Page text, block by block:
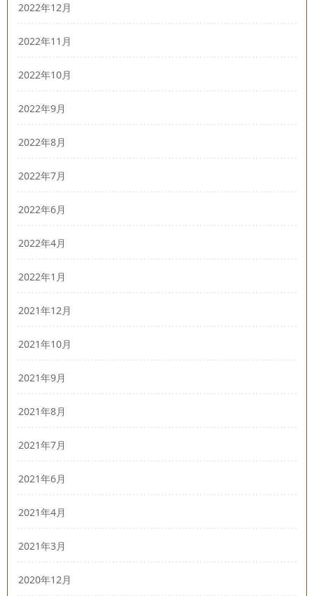
2022年12月
2022年11月
2022年10月
2022年9月
2022年8月
2022年7月
2022年6月
2022年4月
2022年1月
2021年12月
2021年10月
2021年9月
2021年8月
2021年7月
2021年6月
2021年4月
2021年3月
2020年12月